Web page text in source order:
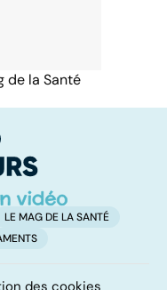
de la Santé
LE MAG DE LA SANTÉ
des cookies